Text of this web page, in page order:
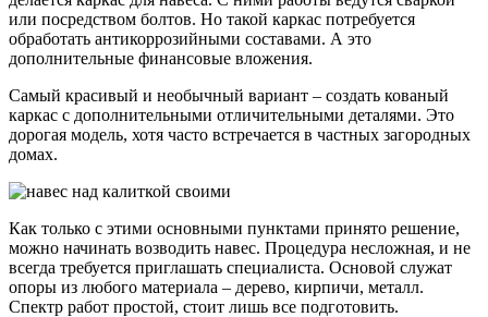
или посредством болтов. Но такой каркас потребуется
обработать антикоррозийными составами. А это
дополнительные финансовые вложения.
Самый красивый и необычный вариант – создать кованый
каркас с дополнительными отличительными деталями. Это
дорогая модель, хотя часто встречается в частных загородных
домах.
Как только с этими основными пунктами принято решение,
можно начинать возводить навес. Процедура несложная, и не
всегда требуется приглашать специалиста. Основой служат
опоры из любого материала – дерево, кирпичи, металл.
Спектр работ простой, стоит лишь все подготовить.